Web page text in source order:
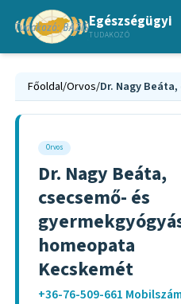
Egészségügyi
TUDAKOZÓ
Főoldal/Orvos/
Orvos
Dr. Nagy Beáta,
csecsemő- és
homeopata
Kecskemét
+36-76-509-661